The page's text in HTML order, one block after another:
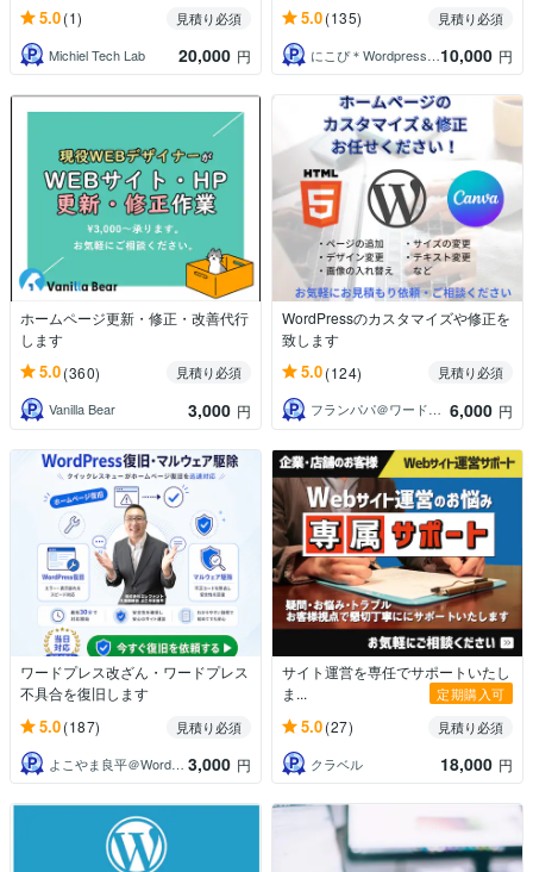
5.0(1)
見積り必須
Michiel Tech Lab
20,000 円
5.0(135)
見積り必須
にこぴ＊Wordpress・WEB制作 10,000 円
ホームページ更新・修正・改善代行
します
5.0(360)
見積り必須
Vanilla Bear
3,000 円
WordPressのカスタマイズや修正を
致します
5.0(124)
見積り必須
フランパパ＠ワードプレスでHP制作 6,000 円
ワードプレス改ざん・ワードプレス
不具合を復旧します
5.0(187)
見積り必須
よこやま良平＠WordPress専門 3,000 円
サイト運営を専任でサポートいたし
ま...
定期購入可
5.0(27)
見積り必須
クラベル
18,000 円